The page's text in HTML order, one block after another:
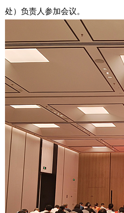
处）负责人参加会议。